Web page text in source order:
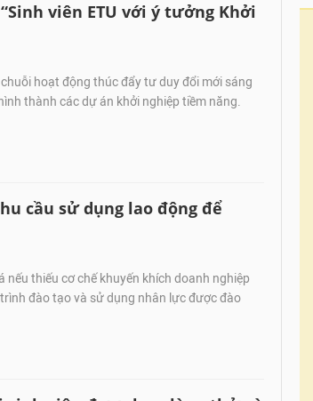
viên ETU với ý tưởng Khởi
hoạt động thúc đẩy tư duy đổi mới sáng
thành các dự án khởi nghiệp tiềm năng.
cầu sử dụng lao động để
nếu thiếu cơ chế khuyến khích doanh nghiệp
đào tạo và sử dụng nhân lực được đào